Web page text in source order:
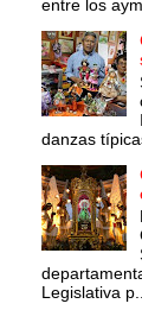
entre los
danzas
Legislativa p...